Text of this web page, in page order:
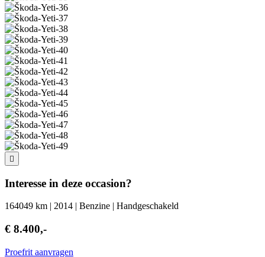
Interesse in deze occasion?
164049 km | 2014 | Benzine | Handgeschakeld
€ 8.400,-
Proefrit aanvragen